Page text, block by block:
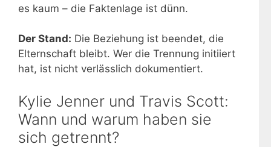
es kaum – die Faktenlage ist dünn.
Der Stand: Die Beziehung ist beendet, die
Elternschaft bleibt. Wer die Trennung initiiert
hat, ist nicht verlässlich dokumentiert.
Kylie Jenner und Travis Scott:
Wann und warum haben sie
sich getrennt?